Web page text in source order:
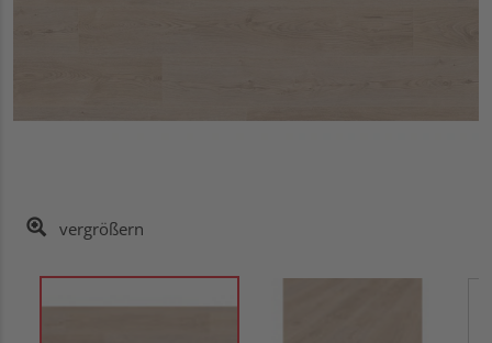
vergrößern